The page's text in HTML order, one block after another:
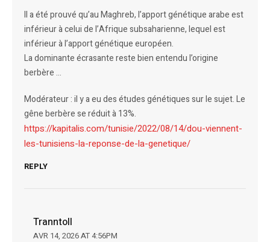
Il a été prouvé qu’au Maghreb, l’apport génétique arabe est
inférieur à celui de l’Afrique subsaharienne, lequel est
inférieur à l’apport génétique européen.
La dominante écrasante reste bien entendu l’origine
berbère …
Modérateur : il y a eu des études génétiques sur le sujet. Le
gêne berbère se réduit à 13%.
https://kapitalis.com/tunisie/2022/08/14/dou-viennent-
les-tunisiens-la-reponse-de-la-genetique/
REPLY
Tranntoll
AVR 14, 2026 AT 4:56PM